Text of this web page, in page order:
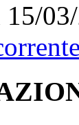
15/